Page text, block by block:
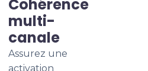
Cohérence
multi-
canale
Assurez une
activation